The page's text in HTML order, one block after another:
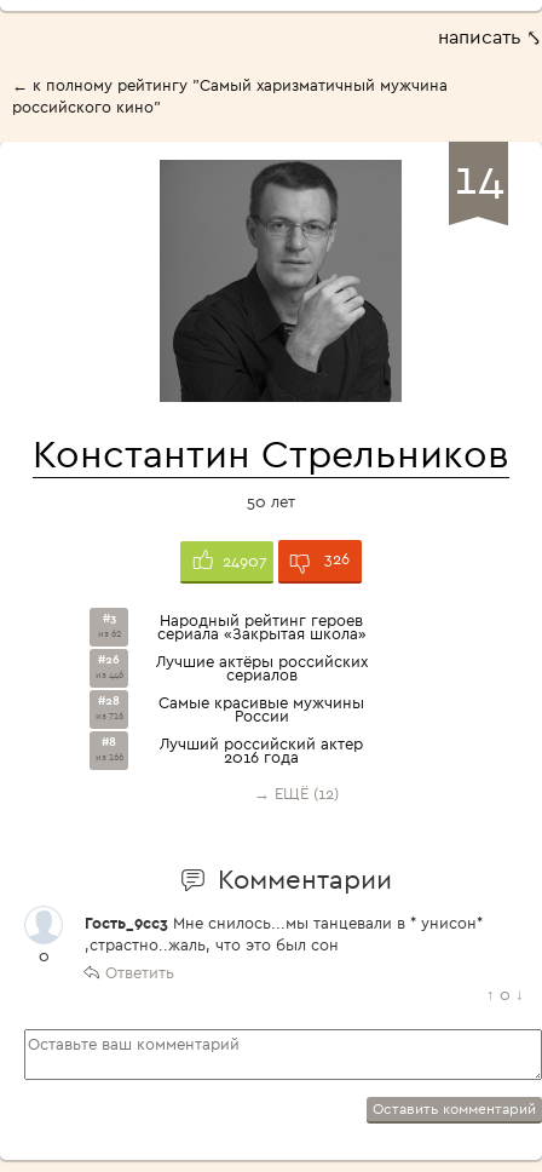
написать ⤣
← к полному рейтингу "Самый харизматичный мужчина
российского кино"
14
Константин Стрельников
50 лет
24907 326
#3
из 62
Народный рейтинг героев
сериала «Закрытая школа»
#26
из 446
Лучшие актёры российских
сериалов
#28
из 716
Самые красивые мужчины
России
#8
из 166
Лучший российский актер
2016 года
→ ЕЩЁ (12)
Комментарии
0
Гость_9cc3 Мне снилось...мы танцевали в * унисон*
,страстно..жаль, что это был сон
Ответить
↑ 0 ↓
Оставить комментарий